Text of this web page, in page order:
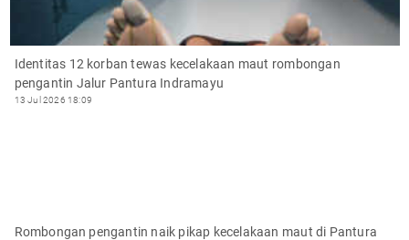
Identitas 12 korban tewas kecelakaan maut rombongan
pengantin Jalur Pantura Indramayu
13 Jul 2026 18:09
Rombongan pengantin naik pikap kecelakaan maut di Pantura